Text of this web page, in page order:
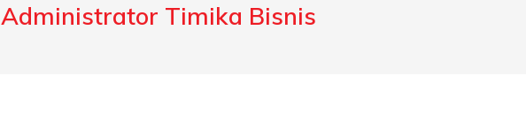
Administrator Timika Bisnis